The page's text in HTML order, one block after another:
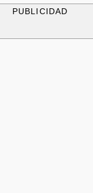
PUBLICIDAD